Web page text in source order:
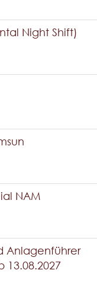
Night Shift)
NAM
Anlagenführer